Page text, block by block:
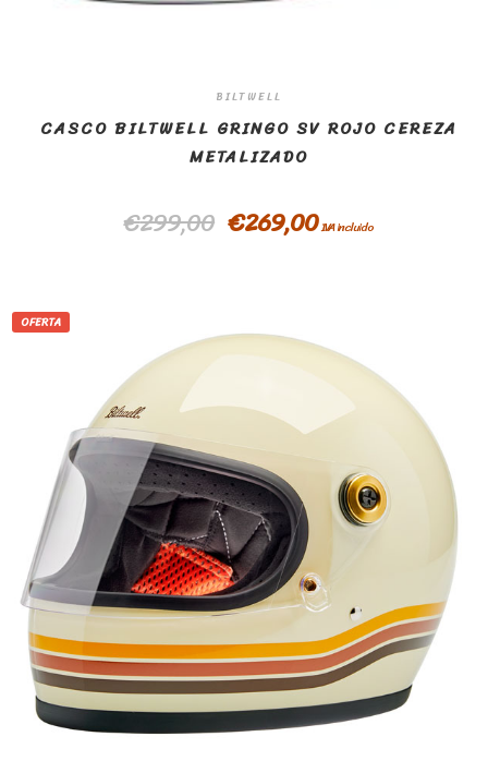
BILTWELL
CASCO BILTWELL GRINGO SV ROJO CEREZA
METALIZADO
€299,00 €269,00IVA incluido
OFERTA